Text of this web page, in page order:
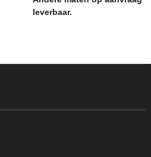
leverbaar.